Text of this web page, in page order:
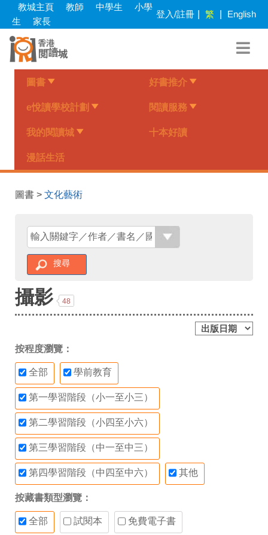
Skip
main
content
教城主頁 教師 中學生
小學
生
家長
登入/註冊 繁 English
圖書 好書推介
e悅讀學校計劃 閱讀服務
我的閱讀城 十本好讀
漫話生活
圖書 > 文化藝術
搜尋
攝影 48
按程度瀏覽：
全部 學前教育
第一學習階段（小一至小三）
第二學習階段（小四至小六）
第三學習階段（中一至中三）
第四學習階段（中四至中六） 其他
按藏書類型瀏覽：
全部 試閱本 免費電子書